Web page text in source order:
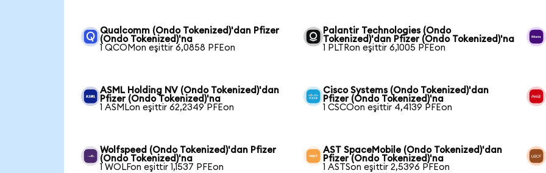
Qualcomm (Ondo Tokenized)'dan Pfizer
(Ondo Tokenized)'na
1 QCOMon eşittir 6,0858 PFEon
Palantir Technologies (Ondo
Tokenized)'dan Pfizer (Ondo Tokenized)'na
1 PLTRon eşittir 6,1005 PFEon
ASML Holding NV (Ondo Tokenized)'dan
Pfizer (Ondo Tokenized)'na
1 ASMLon eşittir 62,2349 PFEon
Cisco Systems (Ondo Tokenized)'dan
Pfizer (Ondo Tokenized)'na
1 CSCOon eşittir 4,4139 PFEon
Wolfspeed (Ondo Tokenized)'dan Pfizer
(Ondo Tokenized)'na
1 WOLFon eşittir 1,1537 PFEon
AST SpaceMobile (Ondo Tokenized)'dan
Pfizer (Ondo Tokenized)'na
1 ASTSon eşittir 2,5396 PFEon